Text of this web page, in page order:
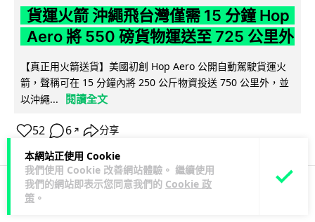
本網站正使用 Cookie
我們使用 Cookie 改善網站體驗。 繼續使用
我們的網站即表示您同意我們的 Cookie 政
策 。
貨運火箭 沖繩飛台灣僅需 15 分鐘 Hop
Aero 將 550 磅貨物運送至 725 公里外
【真正用火箭送貨】美國初創 Hop Aero 公開自動駕駛貨運火
箭，聲稱可在 15 分鐘內將 250 公斤物資投送 750 公里外，並
以沖繩...
閱讀全文
52 6 ↗ 分享
科技娛樂